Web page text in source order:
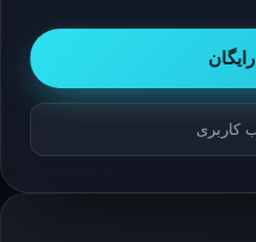
کاربری